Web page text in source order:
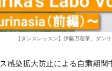
【ダンスレッスン】伊藤万理華、ダン
感染拡大防止による自粛期間